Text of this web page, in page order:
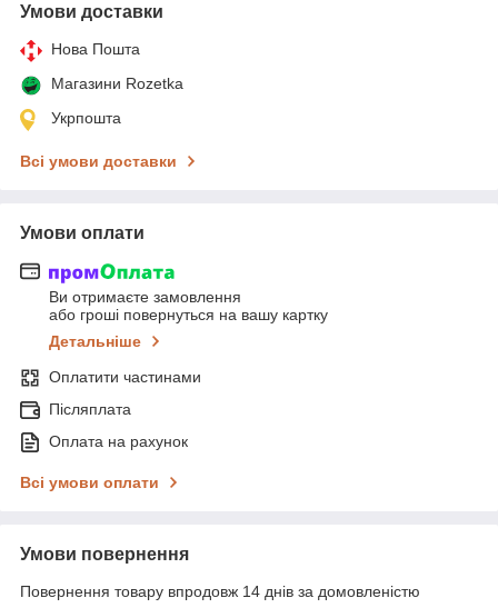
Умови доставки
Нова Пошта
Магазини Rozetka
Укрпошта
Всі умови доставки
Умови оплати
Ви отримаєте замовлення
або гроші повернуться на вашу картку
Детальніше
Оплатити частинами
Післяплата
Оплата на рахунок
Всі умови оплати
Умови повернення
Повернення товару впродовж 14 днів за домовленістю